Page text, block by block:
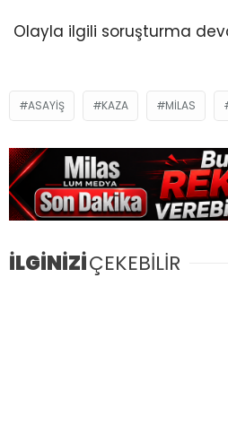
Olayla ilgili soruşturma
ASAYIŞ KAZA MILAS
İLGİNİZİÇEKEBİLİR